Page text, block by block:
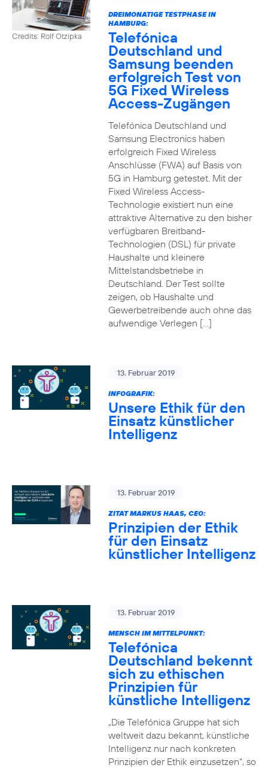
Credits: Rolf Otzipka
DREIMONATIGE TESTPHASE IN
HAMBURG:
Telefónica
Deutschland und
Samsung beenden
erfolgreich Test von
5G Fixed Wireless
Access-Zugängen
Telefónica Deutschland und
Samsung Electronics haben
erfolgreich Fixed Wireless
Anschlüsse (FWA) auf Basis von
5G in Hamburg getestet. Mit der
Fixed Wireless Access-
Technologie existiert nun eine
attraktive Alternative zu den bisher
verfügbaren Breitband-
Technologien (DSL) für private
Haushalte und kleinere
Mittelstandsbetriebe in
Deutschland. Der Test sollte
zeigen, ob Haushalte und
Gewerbetreibende auch ohne das
aufwendige Verlegen […]
13. Februar 2019
INFOGRAFIK:
Unsere Ethik für den
Einsatz künstlicher
Intelligenz
13. Februar 2019
ZITAT MARKUS HAAS, CEO:
Prinzipien der Ethik
für den Einsatz
künstlicher Intelligenz
13. Februar 2019
MENSCH IM MITTELPUNKT:
Telefónica
Deutschland bekennt
sich zu ethischen
Prinzipien für
künstliche Intelligenz
„Die Telefónica Gruppe hat sich
weltweit dazu bekannt, künstliche
Intelligenz nur nach konkreten
Prinzipien der Ethik einzusetzen“, so